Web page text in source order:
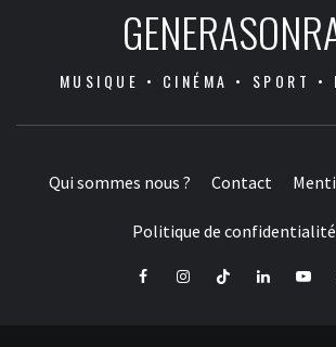
MUSIQUE • CINÉMA • SPORT •
Qui sommes nous ? Contact
Politique de confidentialité
FacebookInstagramTiktok LinkedIn